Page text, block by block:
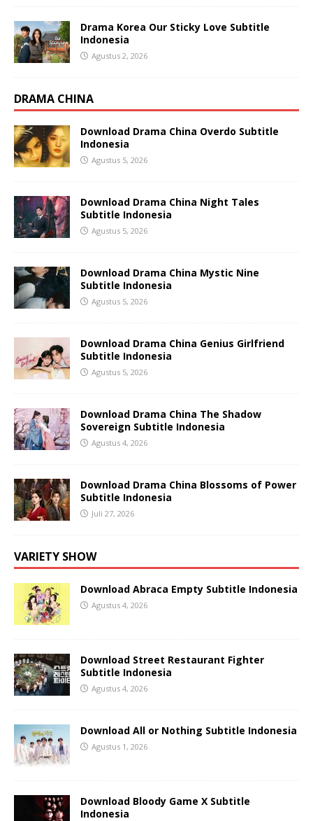
Drama Korea Our Sticky Love Subtitle
Indonesia
Agustus 2, 2026
DRAMA CHINA
Download Drama China Overdo Subtitle
Indonesia
Agustus 5, 2026
Download Drama China Night Tales
Subtitle Indonesia
Agustus 5, 2026
Download Drama China Mystic Nine
Subtitle Indonesia
Agustus 5, 2026
Download Drama China Genius Girlfriend
Subtitle Indonesia
Agustus 5, 2026
Download Drama China The Shadow
Sovereign Subtitle Indonesia
Agustus 4, 2026
Download Drama China Blossoms of Power
Subtitle Indonesia
Juli 27, 2026
VARIETY SHOW
Download Abraca Empty Subtitle Indonesia
Agustus 4, 2026
Download Street Restaurant Fighter
Subtitle Indonesia
Agustus 4, 2026
Download All or Nothing Subtitle Indonesia
Agustus 1, 2026
Download Bloody Game X Subtitle
Indonesia